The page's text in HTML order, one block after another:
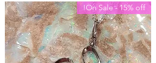
On Sale - 15% off!